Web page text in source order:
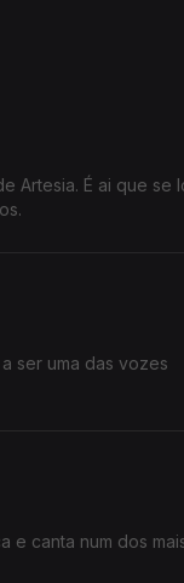
Artesia. É ai que se
ser uma das vozes
e canta num dos